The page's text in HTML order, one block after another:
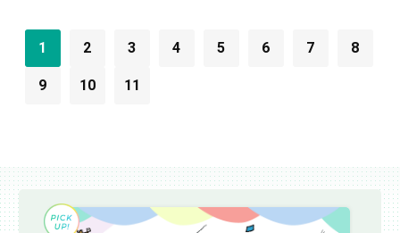
1 2 3 4 5 6 7 8
9 10 11